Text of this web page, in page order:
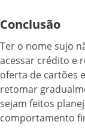
Conclusão
Ter o nome sujo
acessar crédito e
oferta de cartões
retomar
sejam feitos
comportamento